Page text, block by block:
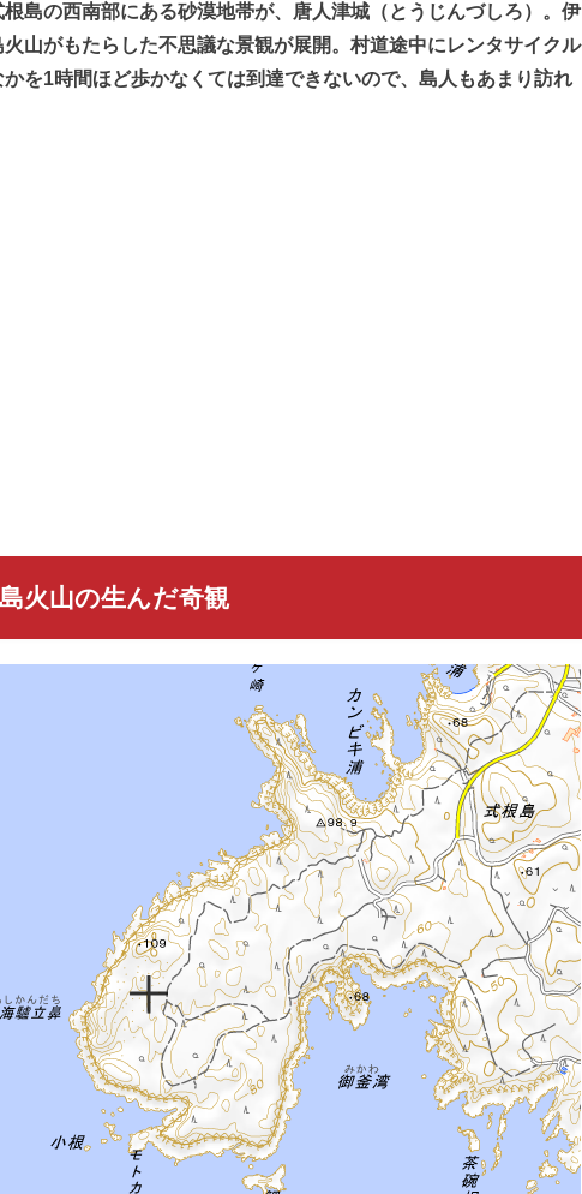
島の西南部にある砂漠地帯が、唐人津城（とうじんづしろ）。伊
山がもたらした不思議な景観が展開。村道途中にレンタサイクル
を1時間ほど歩かなくては到達できないので、島人もあまり訪れ
火山の生んだ奇観